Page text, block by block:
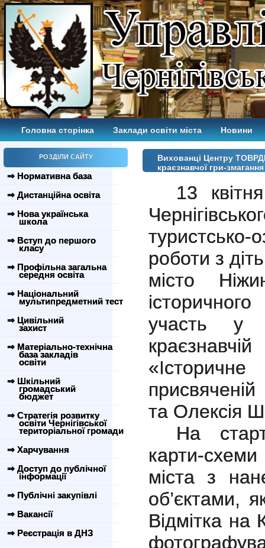
Головна сторінка Заклади освіти міста Новини
РОЗДІЛИ САЙТУ
⇒ Нормативна база
⇒ Дистанційна освіта
⇒ Нова українська
школа
⇒ Вступ до першого
класу
⇒ Профільна загальна
середня освіта
⇒ Національний
мультипредметний тест
⇒ Цивільний
захист
⇒ Матеріально-технічна
база закладів
освіти
⇒ Шкільний
громадський
бюджет
⇒ Стратегія розвитку
освіти Чернігівської
територіальної громади
⇒ Харчування
⇒ Доступ до публічної
інформації
⇒ Публічні закупівлі
⇒ Вакансії
⇒ Реєстрація в ДНЗ
Вихованці Центру
краєзнавчої гри-
13
туристсько-
роботи з
місто
участь у
та Олексія
На
карти-
міста з
об’єктами,
Відмітка